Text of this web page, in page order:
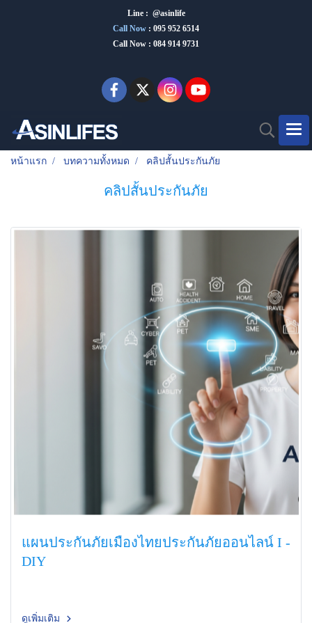
Line : @asinlife
Call Now : 095 952 6514
Call Now : 084 914 9731
หน้าแรก บทความทั้งหมด คลิปสั้นประกันภัย
คลิปสั้นประกันภัย
แผนประกันภัยเมืองไทยประกันภัยออนไลน์ I -
DIY
ดูเพิ่มเติม